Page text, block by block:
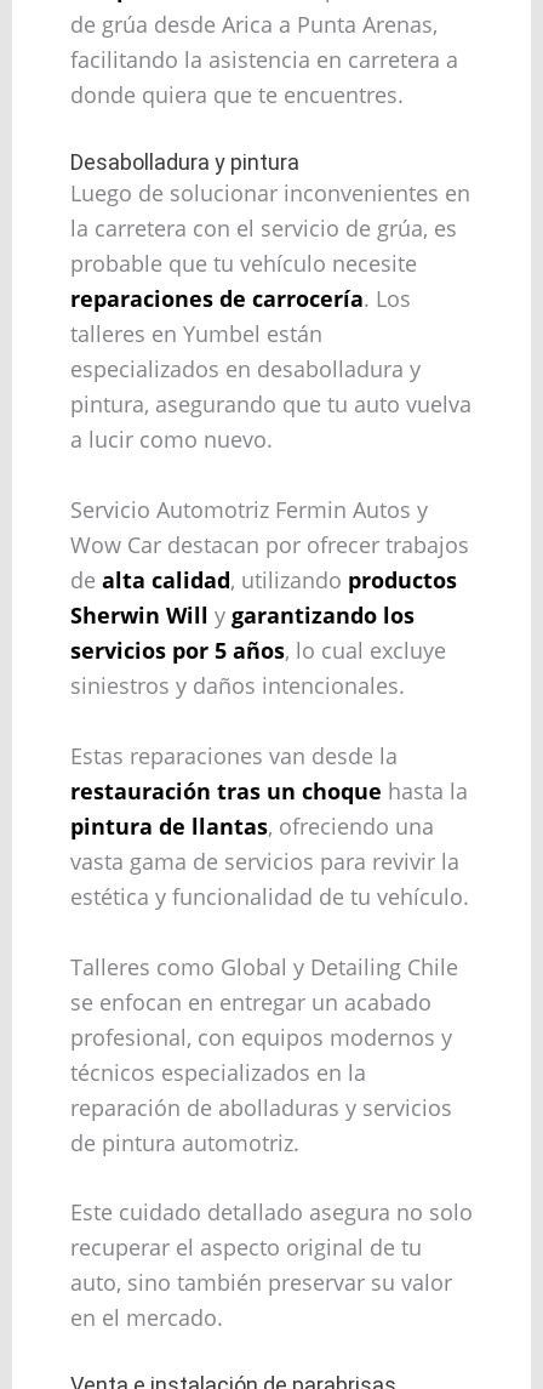
de grúa desde Arica a Punta Arenas,
facilitando la asistencia en carretera a
donde quiera que te encuentres.
Desabolladura y pintura
Luego de solucionar inconvenientes en
la carretera con el servicio de grúa, es
probable que tu vehículo necesite
reparaciones de carrocería. Los
talleres en Yumbel están
especializados en desabolladura y
pintura, asegurando que tu auto vuelva
a lucir como nuevo.
Servicio Automotriz Fermin Autos y
Wow Car destacan por ofrecer trabajos
de alta calidad, utilizando productos
Sherwin Will y garantizando los
servicios por 5 años, lo cual excluye
siniestros y daños intencionales.
Estas reparaciones van desde la
restauración tras un choque hasta la
pintura de llantas, ofreciendo una
vasta gama de servicios para revivir la
estética y funcionalidad de tu vehículo.
Talleres como Global y Detailing Chile
se enfocan en entregar un acabado
profesional, con equipos modernos y
técnicos especializados en la
reparación de abolladuras y servicios
de pintura automotriz.
Este cuidado detallado asegura no solo
recuperar el aspecto original de tu
auto, sino también preservar su valor
en el mercado.